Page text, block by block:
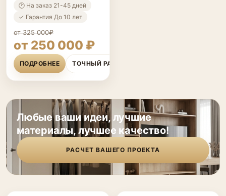
🕐 На заказ 21-45 дней
✓ Гарантия До 10 лет
от 325 000₽
от 250 000 ₽
ПОДРОБНЕЕ ТОЧНЫЙ РАСЧЁТ
Любые ваши идеи, лучшие
материалы, лучшее качество!
РАСЧЕТ ВАШЕГО ПРОЕКТА